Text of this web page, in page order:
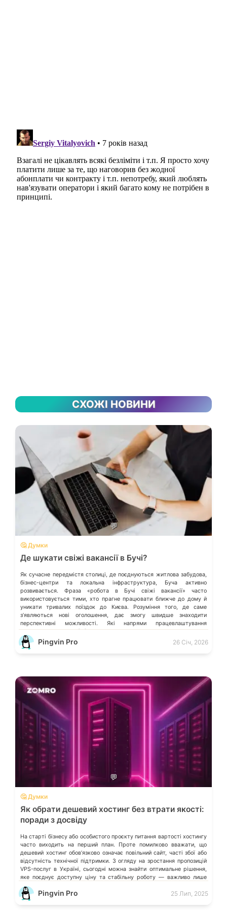
СХОЖІ НОВИНИ
💬
🤔 Думки
Де шукати свіжі вакансії в Бучі?
Як сучасне передмістя столиці, де поєднуються житлова забудова,
бізнес-центри та локальна інфраструктура, Буча активно
розвивається. Фраза «робота в Бучі свіжі вакансії» часто
використовується тими, хто прагне працювати ближче до дому й
уникати тривалих поїздок до Києва. Розуміння того, де саме
зʼявляються нові оголошення, дає змогу швидше знаходити
перспективні можливості. Які напрями працевлаштування
переважають у місті […]
Pingvin Pro 26 Січ, 2026
💬
🤔 Думки
Як обрати дешевий хостинг без втрати якості:
поради з досвіду
На старті бізнесу або особистого проєкту питання вартості хостингу
часто виходить на перший план. Проте помилково вважати, що
дешевий хостинг обовʼязково означає повільний сайт, часті збої або
відсутність технічної підтримки. З огляду на зростання пропозицій
VPS-послуг в Україні, сьогодні можна знайти оптимальне рішення,
яке поєднує доступну ціну та стабільну роботу — важливо лише
знати, на […]
Pingvin Pro 25 Лип, 2025